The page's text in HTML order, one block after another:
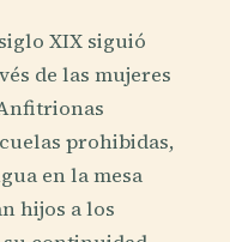
XIX siguió
de las mujeres
prohibidas,
en la mesa
hijos a los